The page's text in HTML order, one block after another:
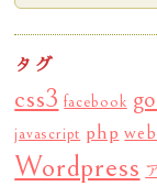
タグ
css3 facebook
javascript php
Wordpress